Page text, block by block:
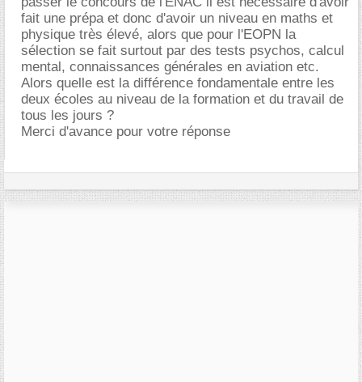
fait une prépa et donc d'avoir un niveau en maths et
physique très élevé, alors que pour l'EOPN la
sélection se fait surtout par des tests psychos, calcul
mental, connaissances générales en aviation etc.
Alors quelle est la différence fondamentale entre les
deux écoles au niveau de la formation et du travail de
tous les jours ?
Merci d'avance pour votre réponse